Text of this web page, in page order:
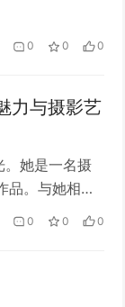
平台主播，
0 0 0
力与摄影艺
。她是一名摄
品。与她相
她的镜头
一种艺术的
0 0 0